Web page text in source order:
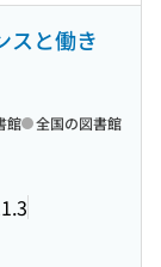
スと働き
館 全国の図書館